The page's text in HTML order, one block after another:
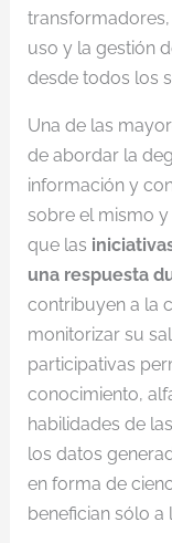
uso y la gestión
desde todos los
Una de las
de abordar la
información y
sobre el mismo
que las
una respuesta
contribuyen a la
monitorizar su
participativas
conocimiento,
habilidades de
los datos
en forma de
benefician sólo a